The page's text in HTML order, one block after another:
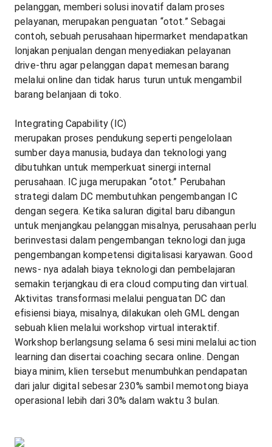
pelanggan, memberi solusi inovatif dalam proses
pelayanan, merupakan penguatan “otot.” Sebagai
contoh, sebuah perusahaan hipermarket mendapatkan
lonjakan penjualan dengan menyediakan pelayanan
drive-thru agar pelanggan dapat memesan barang
melalui online dan tidak harus turun untuk mengambil
barang belanjaan di toko.
Integrating Capability (IC)
merupakan proses pendukung seperti pengelolaan
sumber daya manusia, budaya dan teknologi yang
dibutuhkan untuk memperkuat sinergi internal
perusahaan. IC juga merupakan “otot.” Perubahan
strategi dalam DC membutuhkan pengembangan IC
dengan segera. Ketika saluran digital baru dibangun
untuk menjangkau pelanggan misalnya, perusahaan perlu
berinvestasi dalam pengembangan teknologi dan juga
pengembangan kompetensi digitalisasi karyawan. Good
news- nya adalah biaya teknologi dan pembelajaran
semakin terjangkau di era cloud computing dan virtual.
Aktivitas transformasi melalui penguatan DC dan
efisiensi biaya, misalnya, dilakukan oleh GML dengan
sebuah klien melalui workshop virtual interaktif.
Workshop berlangsung selama 6 sesi mini melalui action
learning dan disertai coaching secara online. Dengan
biaya minim, klien tersebut menumbuhkan pendapatan
dari jalur digital sebesar 230% sambil memotong biaya
operasional lebih dari 30% dalam waktu 3 bulan.